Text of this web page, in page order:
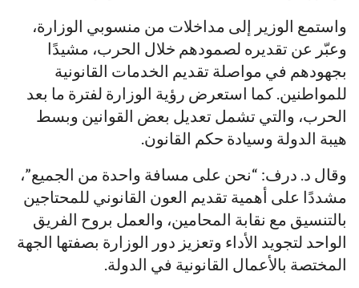
واستمع الوزير إلى مداخلات من منسوبي الوزارة،
وعبّر عن تقديره لصمودهم خلال الحرب، مشيدًا
بجهودهم في مواصلة تقديم الخدمات القانونية
للمواطنين. كما استعرض رؤية الوزارة لفترة ما بعد
الحرب، والتي تشمل تعديل بعض القوانين وبسط
هيبة الدولة وسيادة حكم القانون.
وقال د. درف: “نحن على مسافة واحدة من الجميع”،
مشددًا على أهمية تقديم العون القانوني للمحتاجين
بالتنسيق مع نقابة المحامين، والعمل بروح الفريق
الواحد لتجويد الأداء وتعزيز دور الوزارة بصفتها الجهة
المختصة بالأعمال القانونية في الدولة.